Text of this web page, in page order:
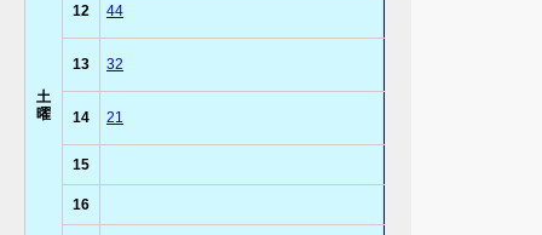
土
曜
12 44
13 32
14 21
15
16